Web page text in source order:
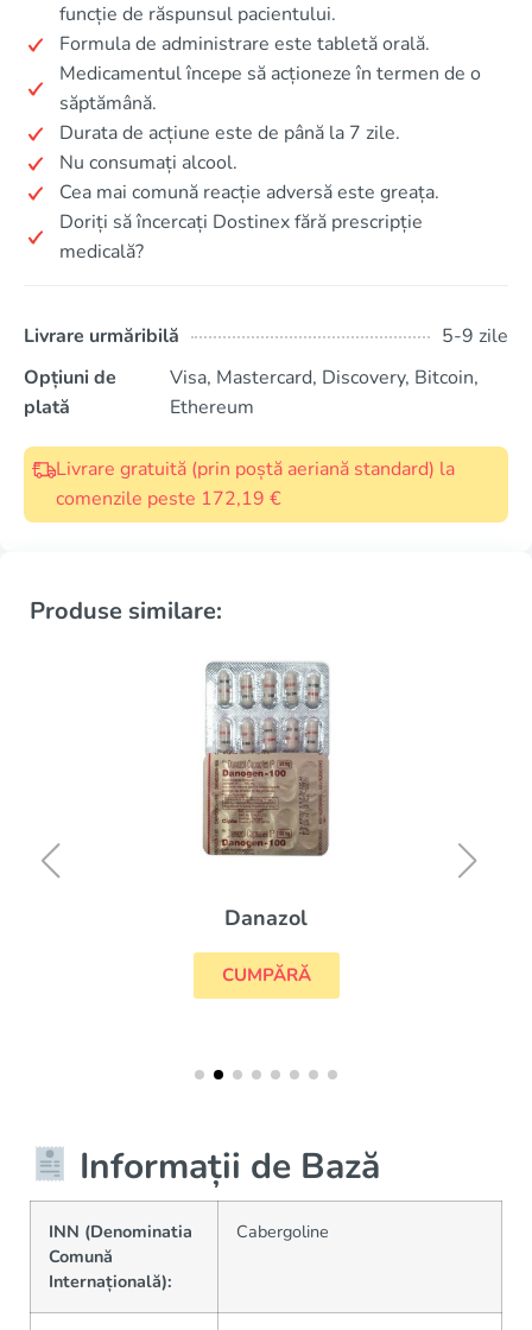
funcție de răspunsul pacientului.
Formula de administrare este tabletă orală.
Medicamentul începe să acționeze în termen de o
săptămână.
Durata de acțiune este de până la 7 zile.
Nu consumați alcool.
Cea mai comună reacție adversă este greața.
Doriți să încercați Dostinex fără prescripție
medicală?
Livrare urmăribilă
5-9 zile
Opțiuni de
plată
Visa, Mastercard, Discovery, Bitcoin,
Ethereum
Livrare gratuită (prin poștă aeriană standard) la
comenzile peste 172,19 €
Produse similare:
Danazol
CUMPĂRĂ
Informații de Bază
INN (Denominatia
Comună
Internațională):
Cabergoline